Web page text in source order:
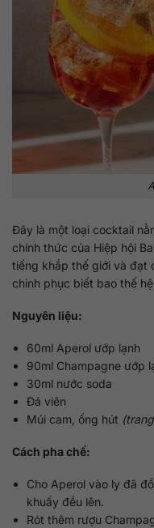
Đây là một loại cocktail
chính thức của Hiệp hội
tiếng khắp thế giới và đạt
chinh phục biết bao thế
Nguyên liệu:
60ml Aperol ướp lạnh
90ml Champagne ướp
30ml nước soda
Đá viên
Múi cam, ống hút
Cách pha chế:
Cho Aperol vào ly đã
khuấy đều lên.
Rót thêm rượu